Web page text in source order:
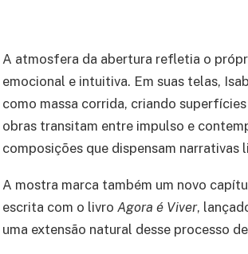
A atmosfera da abertura refletia o
emocional e intuitiva. Em suas telas,
como massa corrida, criando
obras transitam entre impulso e
composições que dispensam narrativas
A mostra marca também um novo
escrita com o livro Agora é Viver,
uma extensão natural desse processo